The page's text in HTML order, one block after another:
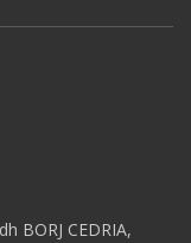
BORJ CEDRIA,